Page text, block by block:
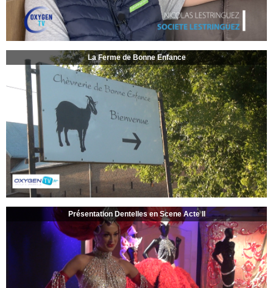
La Ferme de Bonne Enfance
Présentation Dentelles en Scene Acte II